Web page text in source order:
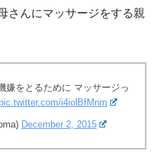
さんにマッサージをする親
嫌をとるために マッサージっ
i4iolBfMnm
December 2, 2015